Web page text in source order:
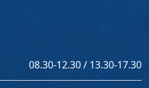
08.30-12.30 / 13.30-17.30